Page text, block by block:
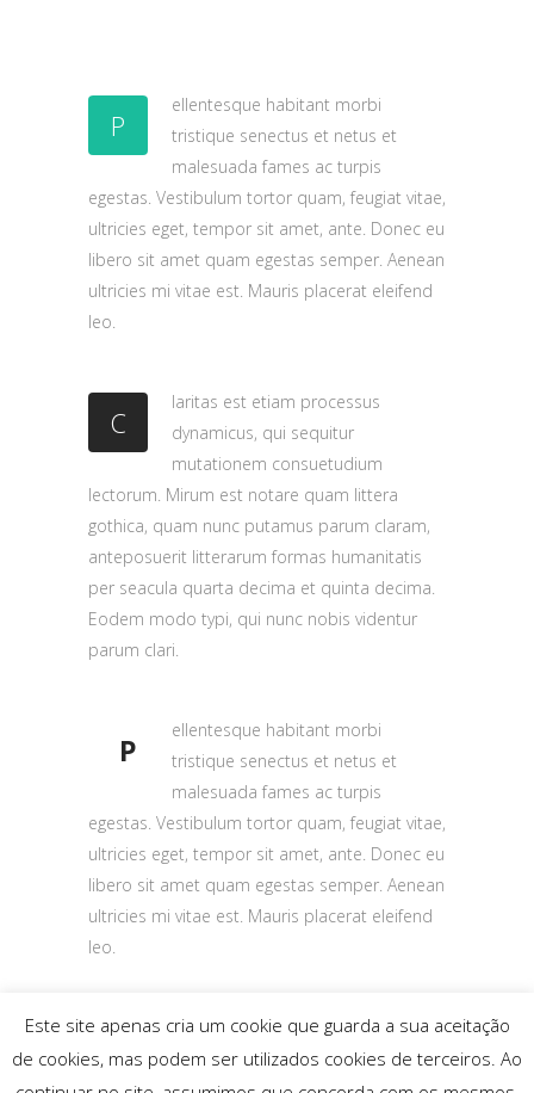
P
ellentesque habitant morbi
tristique senectus et netus et
malesuada fames ac turpis
egestas. Vestibulum tortor quam, feugiat vitae,
ultricies eget, tempor sit amet, ante. Donec eu
libero sit amet quam egestas semper. Aenean
ultricies mi vitae est. Mauris placerat eleifend
leo.
C
laritas est etiam processus
dynamicus, qui sequitur
mutationem consuetudium
lectorum. Mirum est notare quam littera
gothica, quam nunc putamus parum claram,
anteposuerit litterarum formas humanitatis
per seacula quarta decima et quinta decima.
Eodem modo typi, qui nunc nobis videntur
parum clari.
P
ellentesque habitant morbi
tristique senectus et netus et
malesuada fames ac turpis
egestas. Vestibulum tortor quam, feugiat vitae,
ultricies eget, tempor sit amet, ante. Donec eu
libero sit amet quam egestas semper. Aenean
ultricies mi vitae est. Mauris placerat eleifend
leo.
Este site apenas cria um cookie que guarda a sua aceitação
de cookies, mas podem ser utilizados cookies de terceiros. Ao